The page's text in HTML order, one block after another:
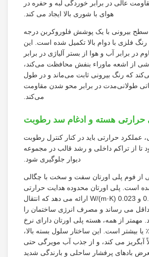
عالی در برابر خوردگی لبه و حفره در
هوای با شوری بالا ایجاد می کند.
بیرونی با یک پوشش فلوروکربن درجه
با دوام بالا تکمیل شده است. این
آب و هوا از بستر آلیاژی در برابر
اشعه ماوراء بنفش محافظت می‌کند،
رنگ بیرونی ثابت می‌ماند و در طول
در برابر محو شدن مقاومت
می‌کند.
حرارتی باید در کنار کنترل رطوبت
تراکم داخلی و رشد قالب در مجموعه
دیوار جلوگیری شود.
فوم پلی اورتان سفت و سخت با چگالی
پلی اورتان محدوده هدایت حرارتی
پایینی بین 0.019 و 0.023 W/(m·K) ارائه می دهد که انتقال
می رساند و مصرف انرژی ساختمان را
از همه، هسته پلی اورتان دارای نرخ
97٪ یا بیشتر است. این ساختار سلول بسته بالا،
می کند، و از جذب آب مویرگی حتی
پرفشار ساحلی و بارندگی شدید